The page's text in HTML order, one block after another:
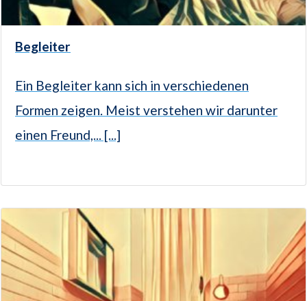
Begleiter
Ein Begleiter kann sich in verschiedenen
Formen zeigen. Meist verstehen wir darunter
einen Freund,... [...]